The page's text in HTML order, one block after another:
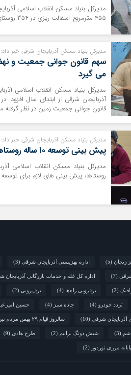
۴۵۵ مترمربع آسفالت ریزی در ۳۵۴ روستای استان انجام شده است.
مدیرکل بنیاد مسکن آذربایجان شرقی خبر داد:
سهم قانون جوانی جمعیت و
می گیرد
آذربایجان شرقی از ابتدای سال افزود:
قانون جوانی جمعیت زمین در نظر گرفته
مدیرکل بنیاد مسکن آذربایجان شرقی خبر داد:
پیش بینی توسعه ۱۰ ساله روستاها در طرح هادی
مدیرکل بنیاد مسکن انقلاب اسلامی
روستاها، پیش بینی های لازم برای توسعه روستا در ۱۰ سال آینده مد
زنجان (5) اداره بهزیستی آذربایجان شرقی (3)
شرقی (7) اداره کل غله و خدمات بازرگانی آذربایجان
(2) برفروبی راه‌ها (4) برف‌روبی (2)
تردد خودرو (4) جاده سبز (4) حسین
آذربایجان شرقی (10) سالروز قیام ۲۹ بهمن مردم تبریز
(3) شیش دونگ برانیم (2) طرح هادی (9)
پایانه مرزی نوردوز (2)